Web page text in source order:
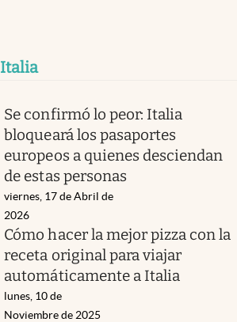
Italia
Se confirmó lo peor: Italia
bloqueará los pasaportes
europeos a quienes desciendan
de estas personas
viernes, 17 de Abril de
2026
Cómo hacer la mejor pizza con la
receta original para viajar
automáticamente a Italia
lunes, 10 de
Noviembre de 2025